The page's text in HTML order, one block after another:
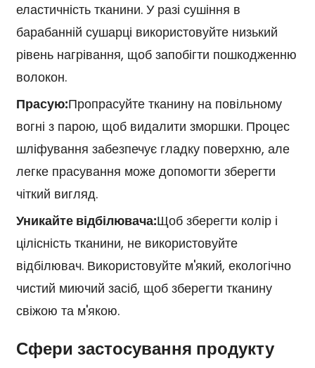
еластичність тканини. У разі сушіння в
барабанній сушарці використовуйте низький
рівень нагрівання, щоб запобігти пошкодженню
волокон.
Прасую:Пропрасуйте тканину на повільному
вогні з парою, щоб видалити зморшки. Процес
шліфування забезпечує гладку поверхню, але
легке прасування може допомогти зберегти
чіткий вигляд.
Уникайте відбілювача:Щоб зберегти колір і
цілісність тканини, не використовуйте
відбілювач. Використовуйте м'який, екологічно
чистий миючий засіб, щоб зберегти тканину
свіжою та м'якою.
Сфери застосування продукту